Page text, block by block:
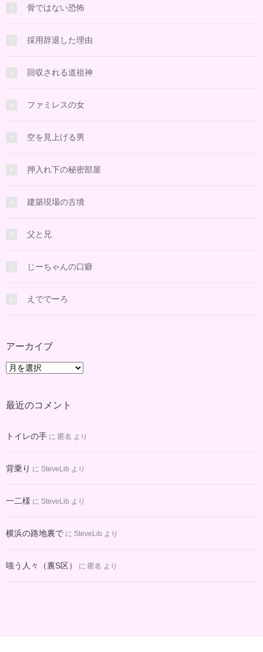
骨ではない恐怖
採用辞退した理由
回収される道祖神
ファミレスの女
空を見上げる男
押入れ下の秘密部屋
建築現場の古墳
父と兄
じーちゃんの口癖
えででーろ
アーカイブ
ア
イ
最近のコメント
トイレの手 に 匿名 より
背乗り に SteveLib より
一二様 に SteveLib より
横浜の路地裏で に SteveLib より
嗤う人々（裏S区） に 匿名 より